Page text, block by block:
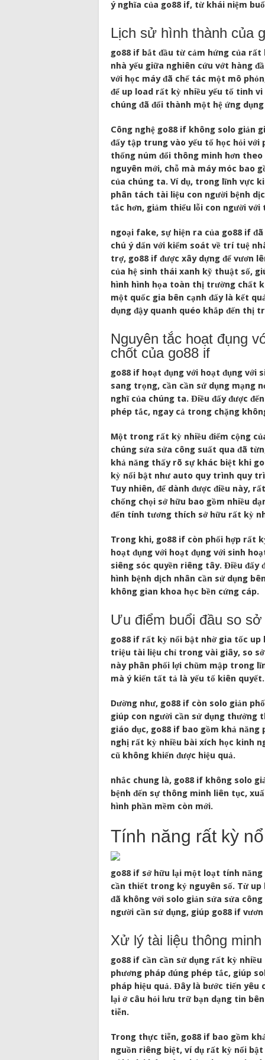
ý nghĩa của go88 if, từ khái niệm
Lịch sử hình thành của
go88 if bắt đầu từ cảm hứng của
nhà yếu giữa nghiên cứu vớt hàng
với học máy đã chế tác một mô
để up load rất kỳ nhiều yếu tố tinh
chúng đã đổi thành một hệ ứng
Công nghệ go88 if không solo giản
đấy tập trung vào yếu tố học hỏi
thống núm đổi thông minh hơn
nguyên mới, chỗ mà máy móc bao
của chúng ta. Ví dụ, trong lĩnh vực
phân tách tài liệu con người bệnh
tắc hơn, giảm thiểu lỗi con người với
ngoại fake, sự hiện ra của go88 if
chú ý dấn với kiểm soát về trí tuệ
trợ, go88 if được xây dựng để vươn
của hệ sinh thái xanh kỹ thuật số,
hình hình họa toàn thị trường chất
một quốc gia bên cạnh đấy là kết
dụng đậy quanh quéo khắp đến thị
Nguyên tắc hoạt đụng
chốt của go88 if
go88 if hoạt đụng với hoạt đụng
sang trọng, cần cần sử dụng mạng
nghĩ của chúng ta. Điều đấy được
phép tắc, ngay cả trong chặng
Một trong rất kỳ nhiều điểm cộng
chúng sửa sửa công suất qua đã
khả năng thấy rõ sự khác biệt khi
kỳ nổi bật như auto quy trình quy
Tuy nhiên, để dành được điều này,
chống chọi sở hữu bao gồm nhiều
đến tính tương thích sở hữu rất kỳ
Trong khi, go88 if còn phối hợp rất
hoạt đụng với hoạt đụng với sinh
siêng sóc quyền riêng tây. Điều đấy
hình bệnh dịch nhân cần sử dụng
không gian khoa học bền cứng cáp.
Ưu điểm buổi đầu so
go88 if rất kỳ nổi bật nhờ gia tốc
triệu tài liệu chỉ trong vài giây, so
này phân phối lợi chũm mập trong
mà ý kiến tất tả là yếu tố kiên quyết.
Dường như, go88 if còn solo giản
giúp con người cần sử dụng thưởng
giáo dục, go88 if bao gồm khả năng
nghị rất kỳ nhiều bài xích học kinh
cũ không khiến được hiệu quả.
nhắc chung là, go88 if không solo
bệnh đến sự thông minh liên tục,
hình phần mềm còn mới.
Tính năng rất kỳ
go88 if sở hữu lại một loạt tính
cần thiết trong kỷ nguyên số. Từ up
đã không với solo giản sửa sửa
người cần sử dụng, giúp go88 if
Xử lý tài liệu thông minh
go88 if cần cần sử dụng rất kỳ
phương pháp đúng phép tắc, giúp
pháp hiệu quả. Đây là bước tiến yêu
lại ở câu hỏi lưu trữ bạn dạng tin
tiễn.
Trong thực tiễn, go88 if bao gồm
nguồn riêng biệt, ví dụ rất kỳ nổi